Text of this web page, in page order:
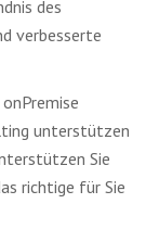
des
verbesserte
unterstützen
Sie
richtige für Sie